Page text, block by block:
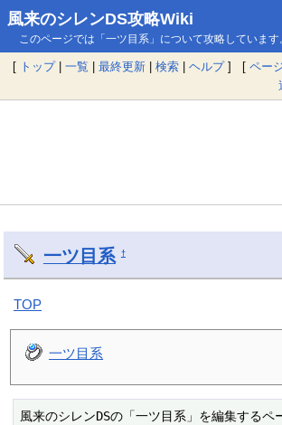
風来のシレンDS攻略Wiki
このページでは「一ツ目系」について攻略しています
[ トップ| 一覧 | 最終更新 | 検索 | ヘルプ] [ ペー
一ツ目系 †
TOP
一ツ目系
風来のシレンDSの「一ツ目系」を編集するペ